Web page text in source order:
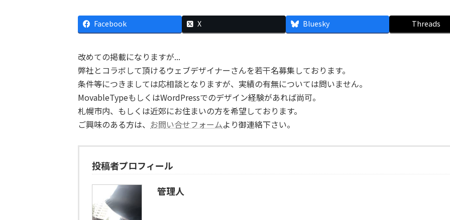
Facebook X Bluesky Threads
改めての掲載になりますが...
弊社とコラボして頂けるウェブデザイナーさんを若干名募集しております。
条件等につきましては応相談となりますが、実績の有無については問いません。
MovableTypeもしくはWordPressでのデザイン経験があれば尚可。
札幌市内、もしくは近郊にお住まいの方を希望しております。
ご興味のある方は、 お問い合せフォームより御連絡下さい。
投稿者プロフィール
管理人